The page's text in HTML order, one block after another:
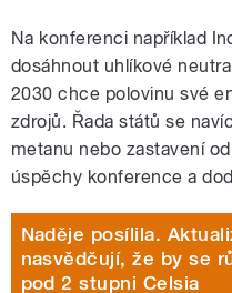
Na konferenci například
dosáhnout uhlíkové
2030 chce polovinu své
zdrojů. Řada státůse
metanu nebo zastavení
úspěchy konference a
Naděje posílila.
nasvědčují, že by se
pod 2 stupni Celsia